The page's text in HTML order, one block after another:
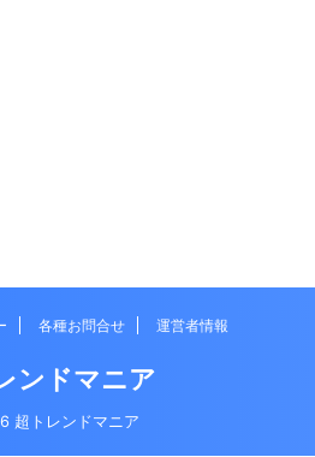
各種お問合せ 運営者情報
ンドマニア
超トレンドマニア